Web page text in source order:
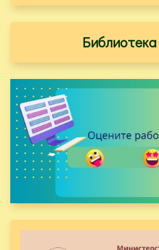
Библиотека